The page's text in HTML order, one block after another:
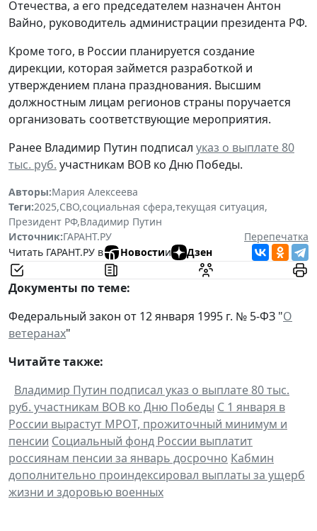
Отечества, а его председателем назначен Антон
Вайно, руководитель администрации президента РФ.
Кроме того, в России планируется создание
дирекции, которая займется разработкой и
утверждением плана празднования. Высшим
должностным лицам регионов страны поручается
организовать соответствующие мероприятия.
Ранее Владимир Путин подписал указ о выплате 80
тыс. руб. участникам ВОВ ко Дню Победы.
Авторы:Мария Алексеева
Теги:2025,СВО,социальная сфера,текущая ситуация,
Президент РФ,Владимир Путин
Источник:ГАРАНТ.РУ
Перепечатка
Читать ГАРАНТ.РУ в
Новостии Дзен
Документы по теме:
Федеральный закон от 12 января 1995 г. № 5-ФЗ "О
ветеранах"
Читайте также:
Владимир Путин подписал указ о выплате 80 тыс.
руб. участникам ВОВ ко Дню Победы С 1 января в
России вырастут МРОТ, прожиточный минимум и
пенсии Социальный фонд России выплатит
россиянам пенсии за январь досрочно Кабмин
дополнительно проиндексировал выплаты за ущерб
жизни и здоровью военных